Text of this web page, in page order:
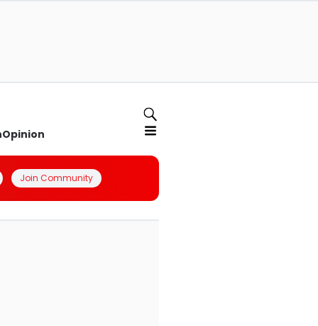
Opinion
Join Community